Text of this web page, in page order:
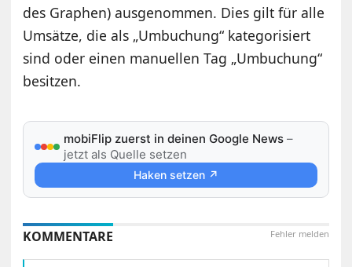
des Graphen) ausgenommen. Dies gilt für alle
Umsätze, die als „Umbuchung“ kategorisiert
sind oder einen manuellen Tag „Umbuchung“
besitzen.
mobiFlip zuerst in deinen Google News –
jetzt als Quelle setzen
Haken setzen ↗
Fehler melden
KOMMENTARE